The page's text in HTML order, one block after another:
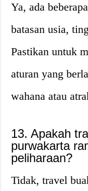
Ya, ada
batasan usia,
Pastikan untuk
aturan yang
wahana atau
13. Apakah
purwakarta
peliharaan?
Tidak, travel